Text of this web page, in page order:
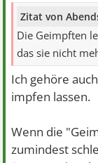
Zitat von
Die Geimpften
das sie nicht
Ich gehöre
impfen lassen.
Wenn die
zumindest